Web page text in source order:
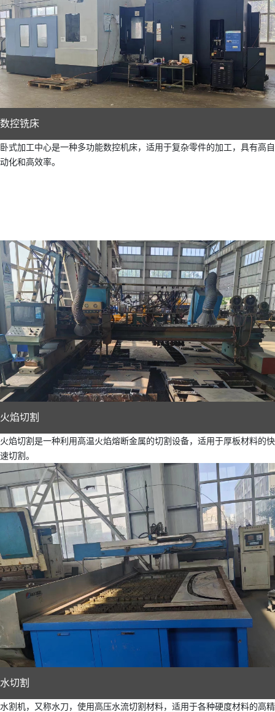
数控铣床
卧式加工中心是一种多功能数控机床，适用于复杂零件的加工，具有高自
动化和高效率。
火焰切割
火焰切割是一种利用高温火焰熔断金属的切割设备，适用于厚板材料的快
速切割。
水切割
水割机，又称水刀，使用高压水流切割材料，适用于各种硬度材料的高精